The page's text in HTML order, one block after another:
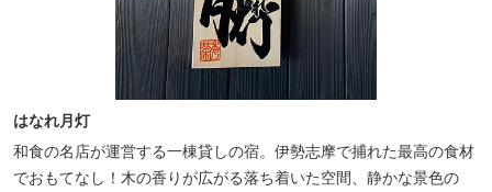
はなれ月灯
和食の名店が運営する一棟貸しの宿。伊勢志摩で捕れた最高の食材
でおもてなし！木の香りが広がる落ち着いた空間、静かな景色の